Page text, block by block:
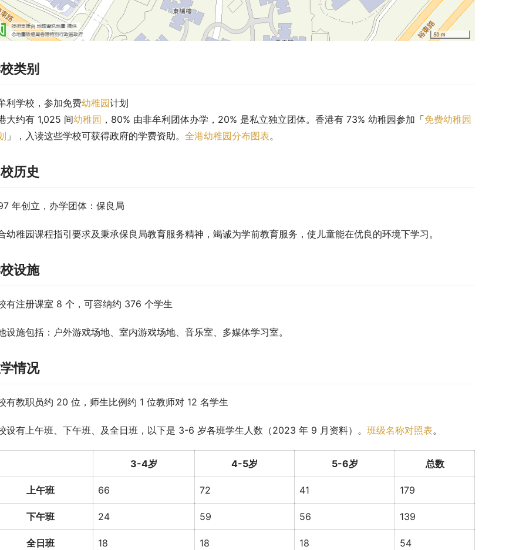
类别
利学校，参加免费幼稚园计划
大约有 1,025 间幼稚园 ，80% 由非牟利团体办学，20% 是私立独立团体。香港有 73% 幼稚园参加「免费幼稚园
」，入读这些学校可获得政府的学费资助。 全港幼稚园分布图表。
历史
年创立，办学团体：保良局
幼稚园课程指引要求及秉承保良局教育服务精神，竭诚为学前教育服务，使儿童能在优良的环境下学习。
设施
有注册课室 8 个，可容纳约 376 个学生
设施包括：户外游戏场地、室内游戏场地、音乐室、多媒体学习室。
情况
有教职员约 20 位，师生比例约 1 位教师对 12 名学生
设有上午班、下午班、及全日班，以下是 3-6 岁各班学生人数（2023 年 9 月资料）。 班级名称对照表。
3-4岁 4-5岁 5-6岁 总数
上午班 66 72 41 179
下午班 24 59 56 139
全日班 18 18 18 54